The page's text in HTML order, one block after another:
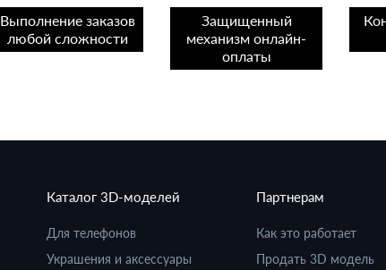
Выполнение заказов
любой сложности
Защищенный
механизм онлайн-
оплаты
Каталог 3D-моделей
Для телефонов
Украшения и аксессуары
Партнерам
Как это работает
Продать 3D модель